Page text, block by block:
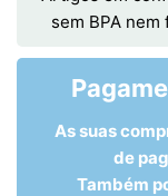
sem BPA
As suas
de
Também